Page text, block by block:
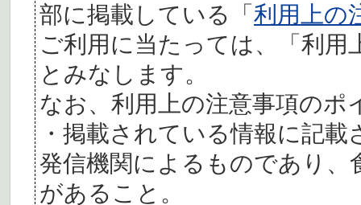
部に掲載している「利用上の
ご利用に当たっては、「利
とみなします。
なお、利用上の注意事項の
・掲載されている情報に記
発信機関によるものであり、
があること。